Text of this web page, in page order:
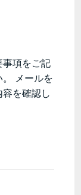
事項をご記
メールを
を確認し